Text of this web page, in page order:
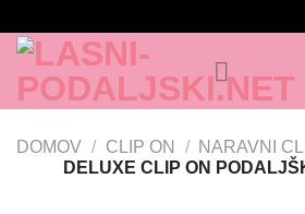
na
vsebino
DOMOV / CLIP ON / NARAVNI
DELUXE CLIP ON